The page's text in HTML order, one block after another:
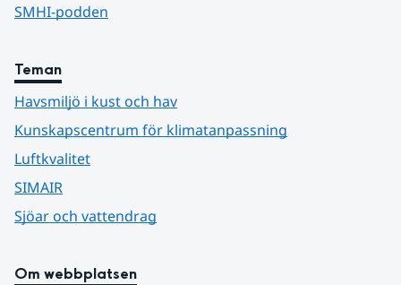
SMHI-podden
Teman
Havsmiljö i kust och hav
Kunskapscentrum för klimatanpassning
Luftkvalitet
SIMAIR
Sjöar och vattendrag
Om webbplatsen